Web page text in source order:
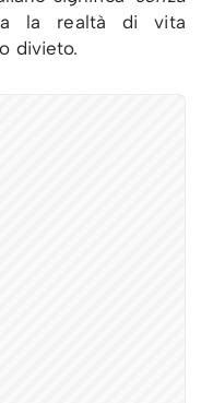
la realtà di vita
divieto.